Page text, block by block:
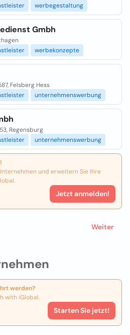
werden?
with iGlobal.
Starten Sie jetzt!
werbegestaltung
Gmbh
werbekonzepte
Felsberg Hess
unternehmenswerbung
Regensburg
unternehmenswerbung
und erweitern Sie Ihre
Jetzt anmelden!
Weiter